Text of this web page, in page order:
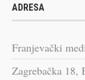
ADRESA
Franjevački
Zagrebačka 18,